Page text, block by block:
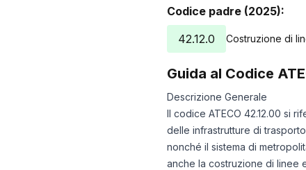
Codice padre (2025):
42.12.0
Costruzione di
Guida al Codice
Descrizione Generale
Il codice ATECO 42.12.00 si
delle infrastrutture di
nonché il sistema di
anche la costruzione di linee